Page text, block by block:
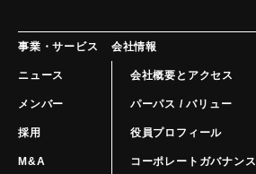
事業・サービス
ニュース
メンバー
採用
M&A
会社情報
会社概要とアクセス
パーパス / バリュー
役員プロフィール
コーポレートガバナンス